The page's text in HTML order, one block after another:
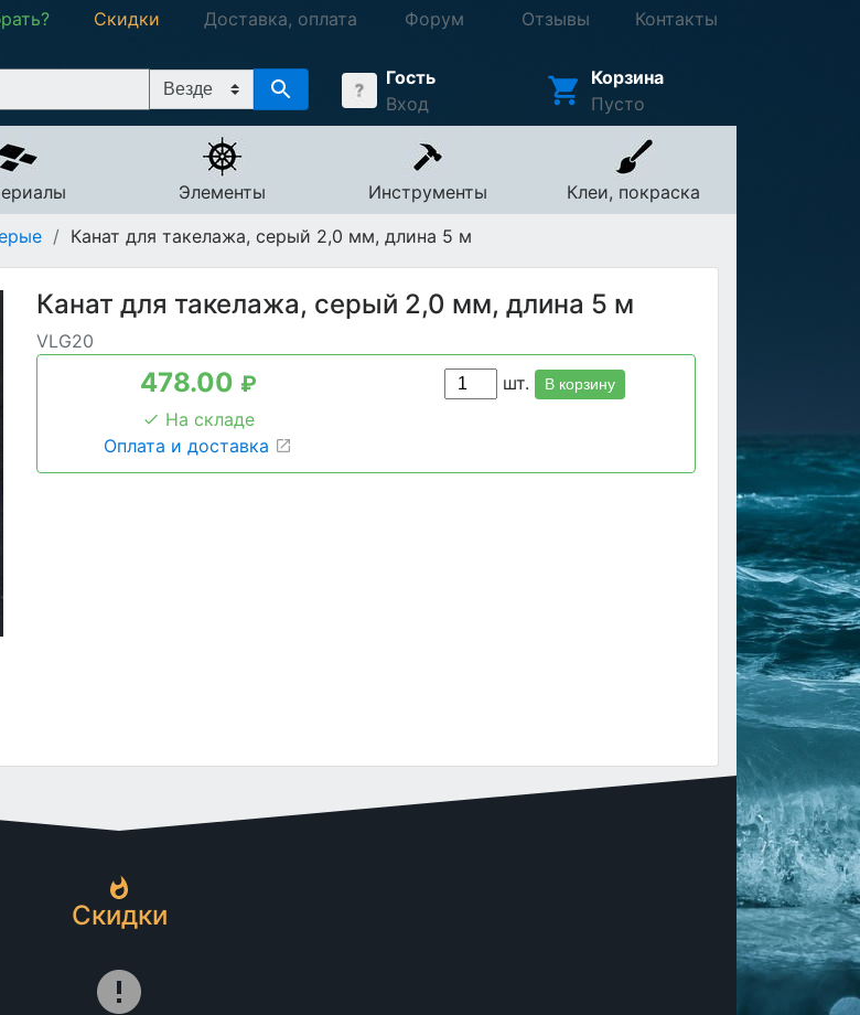
Скидки Доставка, оплата Форум Отзывы Контакты
Гость
Вход
Корзина
Пусто
Элементы Инструменты
Клеи, покраска
/ Канат для такелажа, серый 2,0 мм, длина 5 м
Канат для такелажа, серый 2,0 мм, длина 5 м
VLG20
478.00 ₽
На складе
Оплата и доставка
шт. В корзину
Скидки